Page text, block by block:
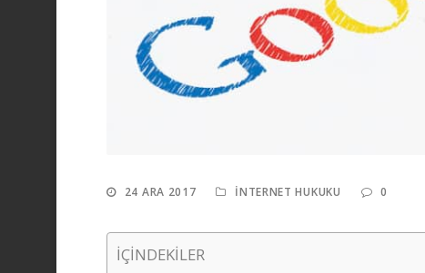
24 ARA 2017 İNTERNET HUKUKU 0
İÇİNDEKİLER